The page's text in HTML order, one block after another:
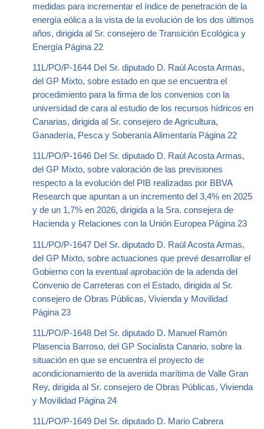
medidas para incrementar el índice de penetración de la
energía eólica a la vista de la evolución de los dos últimos
años, dirigida al Sr. consejero de Transición Ecológica y
Energía Página 22
11L/PO/P-1644 Del Sr. diputado D. Raúl Acosta Armas,
del GP Mixto, sobre estado en que se encuentra el
procedimiento para la firma de los convenios con la
universidad de cara al estudio de los recursos hídricos en
Canarias, dirigida al Sr. consejero de Agricultura,
Ganadería, Pesca y Soberanía Alimentaria Página 22
11L/PO/P-1646 Del Sr. diputado D. Raúl Acosta Armas,
del GP Mixto, sobre valoración de las previsiones
respecto a la evolución del PIB realizadas por BBVA
Research que apuntan a un incremento del 3,4% en 2025
y de un 1,7% en 2026, dirigida a la Sra. consejera de
Hacienda y Relaciones con la Unión Europea Página 23
11L/PO/P-1647 Del Sr. diputado D. Raúl Acosta Armas,
del GP Mixto, sobre actuaciones que prevé desarrollar el
Gobierno con la eventual aprobación de la adenda del
Convenio de Carreteras con el Estado, dirigida al Sr.
consejero de Obras Públicas, Vivienda y Movilidad
Página 23
11L/PO/P-1648 Del Sr. diputado D. Manuel Ramón
Plasencia Barroso, del GP Socialista Canario, sobre la
situación en que se encuentra el proyecto de
acondicionamiento de la avenida marítima de Valle Gran
Rey, dirigida al Sr. consejero de Obras Públicas, Vivienda
y Movilidad Página 24
11L/PO/P-1649 Del Sr. diputado D. Mario Cabrera